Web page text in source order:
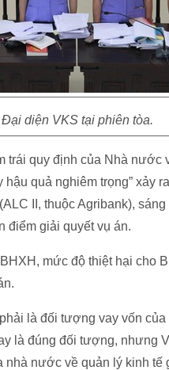
Đại diện VKS tại phiên tòa.
trái quy định của Nhà nước
hậu quả nghiêm trọng” xảy
II, thuộc Agribank),
điểm giải quyết vụ án.
mức độ thiệt hại cho
là đối tượng vay vốn
là đúng đối tượng, nhưng
nhà nước về quản lý kinh tế